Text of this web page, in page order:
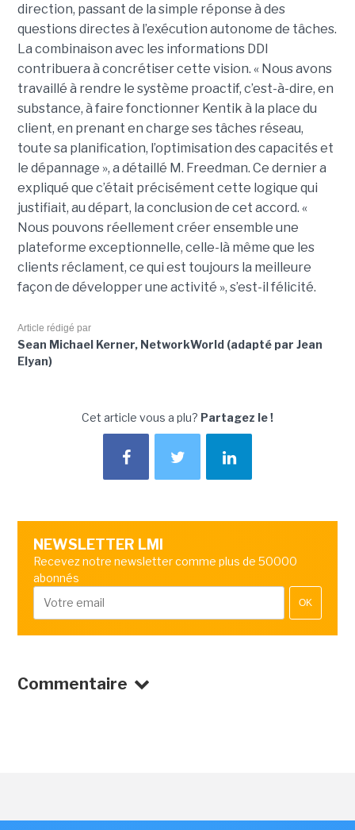
direction, passant de la simple réponse à des
questions directes à l’exécution autonome de tâches.
La combinaison avec les informations DDI
contribuera à concrétiser cette vision. « Nous avons
travaillé à rendre le système proactif, c’est-à-dire, en
substance, à faire fonctionner Kentik à la place du
client, en prenant en charge ses tâches réseau,
toute sa planification, l’optimisation des capacités et
le dépannage », a détaillé M. Freedman. Ce dernier a
expliqué que c’était précisément cette logique qui
justifiait, au départ, la conclusion de cet accord. «
Nous pouvons réellement créer ensemble une
plateforme exceptionnelle, celle-là même que les
clients réclament, ce qui est toujours la meilleure
façon de développer une activité », s’est-il félicité.
Article rédigé par
Sean Michael Kerner, NetworkWorld (adapté par Jean
Elyan)
Cet article vous a plu? Partagez le !
NEWSLETTER LMI
Recevez notre newsletter comme plus de 50000
abonnés
OK
Commentaire